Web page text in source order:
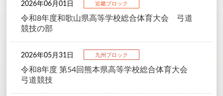
2026年06月01日 近畿ブロック
令和8年度和歌山県高等学校総合体育大会 弓道
競技の部
2026年05月31日 九州ブロック
令和8年度 第54回熊本県高等学校総合体育大会
弓道競技